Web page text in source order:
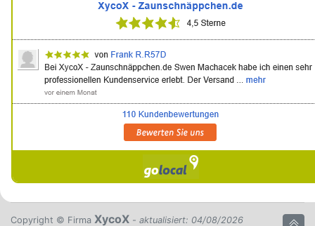
Copyright © Firma XycoX - aktualisiert: 04/08/2026